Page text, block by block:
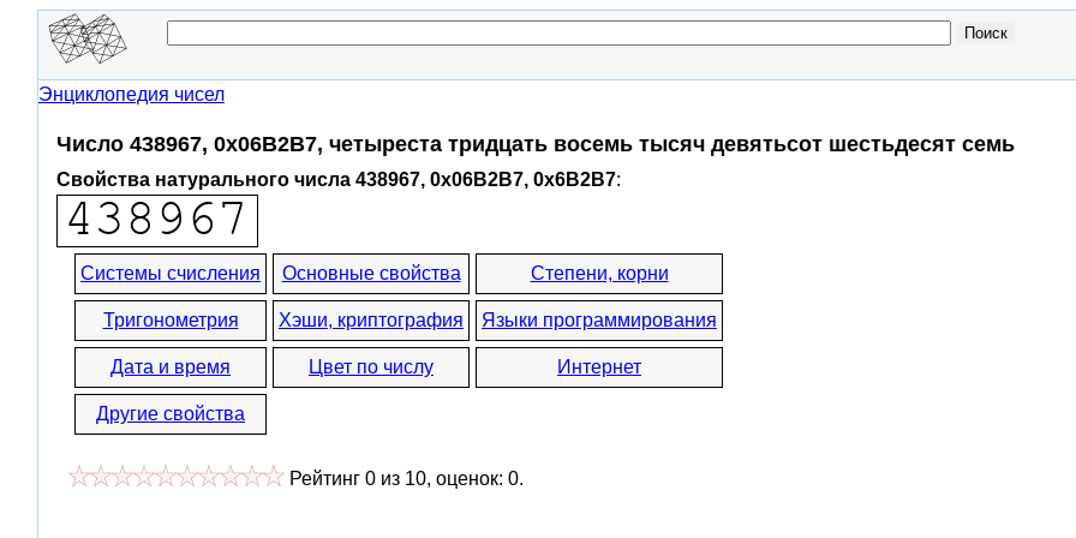
Энциклопедия чисел
Число 438967, 0x06B2B7, четыреста тридцать восемь тысяч девятьсот шестьдесят семь
Свойства натурального числа 438967, 0x06B2B7, 0x6B2B7:
Системы счисления Основные свойства Степени, корни
Тригонометрия Хэши, криптография Языки программирования
Дата и время Цвет по числу Интернет
Другие свойства
Рейтинг 0 из 10, оценок: 0.